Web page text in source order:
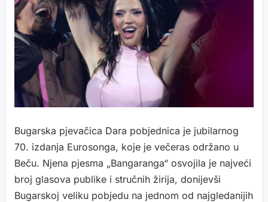
Bugarska pjevačica Dara pobjednica je jubilarnog
70. izdanja Eurosonga, koje je večeras održano u
Beču. Njena pjesma „Bangaranga“ osvojila je najveći
broj glasova publike i stručnih žirija, donijevši
Bugarskoj veliku pobjedu na jednom od najgledanijih